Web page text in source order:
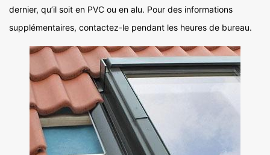
dernier, qu’il soit en PVC ou en alu. Pour des informations
supplémentaires, contactez-le pendant les heures de bureau.